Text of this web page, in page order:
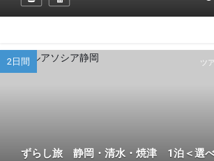
ツ
2日間
ずらし旅 静岡・清水・焼津 1泊＜選べ